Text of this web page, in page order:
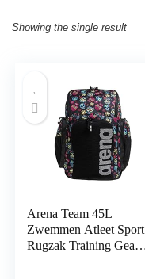
Showing the single result
Arena Team 45L
Zwemmen Atleet Sport
Rugzak Training Gear